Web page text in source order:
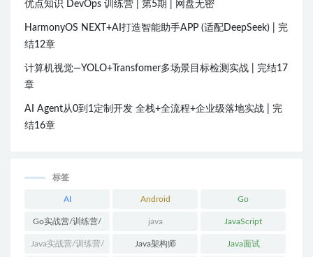
优点知识 DevOps 训练营 | 第5期 | 网盘无密
HarmonyOS NEXT+AI打造智能助手APP (适配DeepSeek) | 完
结12章
计算机视觉—YOLO+Transfomer多场景目标检测实战 | 完结17
章
AI Agent从0到1定制开发 全栈+全流程+企业级落地实战 | 完
结16章
标签
AI Android Go
Go实战营/训练营/
体系课
java JavaScript
Java实战营/训练营/ Java架构师 Java面试